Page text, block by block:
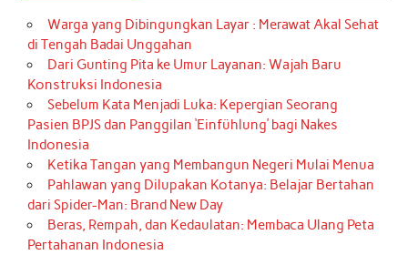
Warga yang Dibingungkan Layar : Merawat Akal Sehat
di Tengah Badai Unggahan
Dari Gunting Pita ke Umur Layanan: Wajah Baru
Konstruksi Indonesia
Sebelum Kata Menjadi Luka: Kepergian Seorang
Pasien BPJS dan Panggilan ‘Einfühlung’ bagi Nakes
Indonesia
Ketika Tangan yang Membangun Negeri Mulai Menua
Pahlawan yang Dilupakan Kotanya: Belajar Bertahan
dari Spider-Man: Brand New Day
Beras, Rempah, dan Kedaulatan: Membaca Ulang Peta
Pertahanan Indonesia